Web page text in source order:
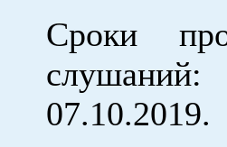
Сроки
07.10.2019.